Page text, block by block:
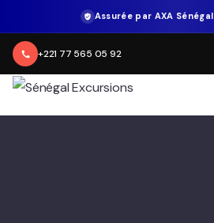
Assurée par AXA Sénégal
+221 77 565 05 92